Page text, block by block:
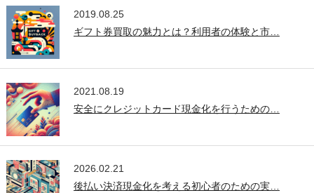
2019.08.25
ギフト券買取の魅力とは？利用者の体験と市…
2021.08.19
安全にクレジットカード現金化を行うための…
2026.02.21
後払い決済現金化を考える初心者のための実…